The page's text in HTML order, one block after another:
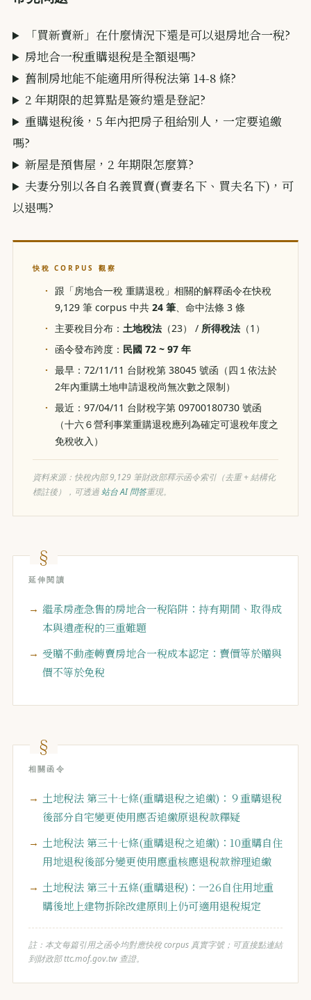
「買新賣新」在什麼情況下還是可以退房地合一稅?
房地合一稅重購退稅是全額退嗎?
舊制房地能不能適用所得稅法第 14-8 條?
2 年期限的起算點是簽約還是登記?
重購退稅後，5 年內把房子租給別人，一定要追繳
嗎?
新屋是預售屋，2 年期限怎麼算?
夫妻分別以各自名義買賣(賣妻名下、買夫名下)，可
以退嗎?
快稅 CORPUS 觀察
跟「房地合一稅 重購退稅」相關的解釋函令在快稅
9,129 筆 corpus 中共 24 筆、命中法條 3 條
主要稅目分布： 土地稅法 （23） / 所得稅法 （1）
函令發布跨度： 民國 72 ~ 97 年
最早：72/11/11 台財稅第 38045 號函（四１依法於
2年內重購土地申請退稅尚無次數之限制）
最近：97/04/11 台財稅字第 09700180730 號函
（十六６營利事業重購退稅應列為確定可退稅年度之
免稅收入）
資料來源：快稅內部 9,129 筆財政部釋示函令索引（去重 + 結構化
標註後），可透過站台 AI 問答重現。
延伸閱讀
繼承房產急售的房地合一稅陷阱：持有期間、取得成
本與遺產稅的三重難題
受贈不動產轉賣房地合一稅成本認定：賣價等於贈與
價不等於免稅
相關函令
土地稅法 第三十七條(重購退稅之追繳)：９重購退稅
後部分自宅變更使用應否追繳原退稅款釋疑
土地稅法 第三十七條(重購退稅之追繳)：10重購自住
用地退稅後部分變更使用應重核應退稅款辦理追繳
土地稅法 第三十五條(重購退稅)：一26自住用地重
購後地上建物拆除改建原則上仍可適用退稅規定
註：本文每篇引用之函令均對應快稅 corpus 真實字號；可直接點連結
到財政部 ttc.mof.gov.tw 查證。